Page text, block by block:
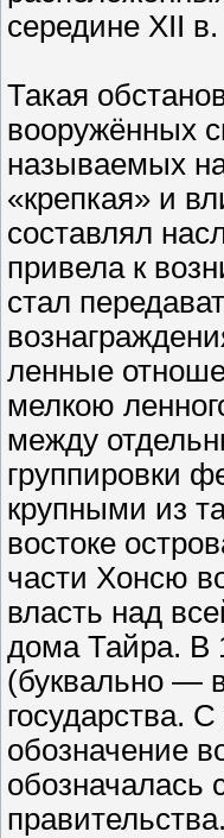
середине XII
Такая
вооружённых
называемых
«крепкая» и
составлял
привела к
стал
ленные
мелкою
между
группировки
крупными из
востоке
части Хонсю
власть над
дома Тайра. В
(буквально —
государства.
обозначение
обозначалась
правительства.